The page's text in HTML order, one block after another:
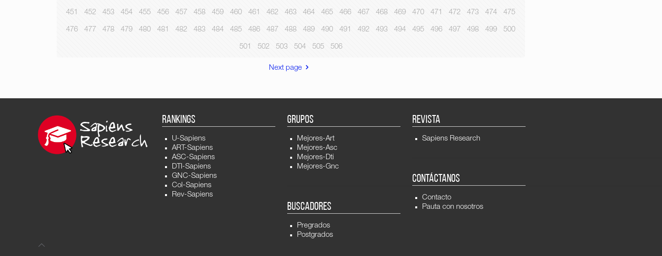
451 452 453 454 455 456 457 458 459 460 461 462 463 464 465 466 467 468 469 470 471 472 473 474 475
476 477 478 479 480 481 482 483 484 485 486 487 488 489 490 491 492 493 494 495 496 497 498 499 500
501 502 503 504 505 506
Next page
RANKINGS
U-Sapiens
ART-Sapiens
ASC-Sapiens
DTI-Sapiens
GNC-Sapiens
Col-Sapiens
Rev-Sapiens
GRUPOS
Mejores-Art
Mejores-Asc
Mejores-Dti
Mejores-Gnc
BUSCADORES
Pregrados
Postgrados
REVISTA
Sapiens Research
CONTÁCTANOS
Contacto
Pauta con nosotros